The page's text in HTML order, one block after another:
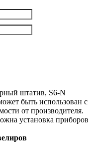
штатив, S6-N
быть использован с
от производителя.
установка приборов